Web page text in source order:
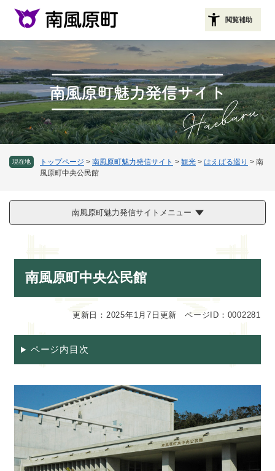
頭
で
す
。
閲覧補助
現在地 トップページ > 南風原町魅力発信サイト > 観光 > はえばる巡り > 南
風原町中央公民館
南風原町魅力発信サイトメニュー
南風原町中央公民館
更新日：2025年1月7日更新 ページID：0002281
ページ内目次